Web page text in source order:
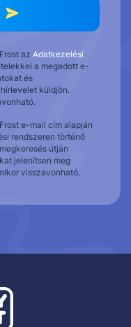
az Adatkezelési
a megadott e-
és
küldjön.
e-mail cím alapján
rendszeren történő
útján
jelenítsen meg
visszavonható.